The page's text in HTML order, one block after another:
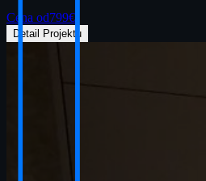
Cena od799€
Detail Projektu